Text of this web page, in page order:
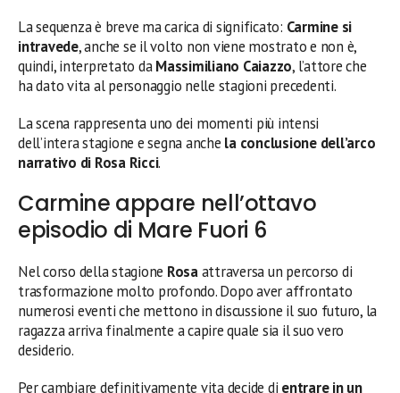
La sequenza è breve ma carica di significato: Carmine si
intravede, anche se il volto non viene mostrato e non è,
quindi, interpretato daMassimiliano Caiazzo, l’attore che
ha dato vita al personaggio nelle stagioni precedenti.
La scena rappresenta uno dei momenti più intensi
dell’intera stagione e segna anche la conclusione dell’arco
narrativo di Rosa Ricci.
Carmine appare nell’ottavo
episodio di Mare Fuori 6
Nel corso della stagione Rosaattraversa un percorso di
trasformazione molto profondo. Dopo aver affrontato
numerosi eventi che mettono in discussione il suo futuro, la
ragazza arriva finalmente a capire quale sia il suo vero
desiderio.
Per cambiare definitivamente vita decide di entrare in un